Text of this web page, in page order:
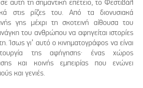
αυτή τη σημαντική επέτειο, το Φεστιβάλ
στις ρίζες του. Από τα διονυσιακά
γης μέχρι τη σκοτεινή αίθουσα του
του ανθρώπου να αφηγείται ιστορίες
Ίσως γι’ αυτό ο κινηματογράφος να είναι
της αφήγησης· ένας χώρος
και κοινής εμπειρίας που ενώνει
και γενιές.